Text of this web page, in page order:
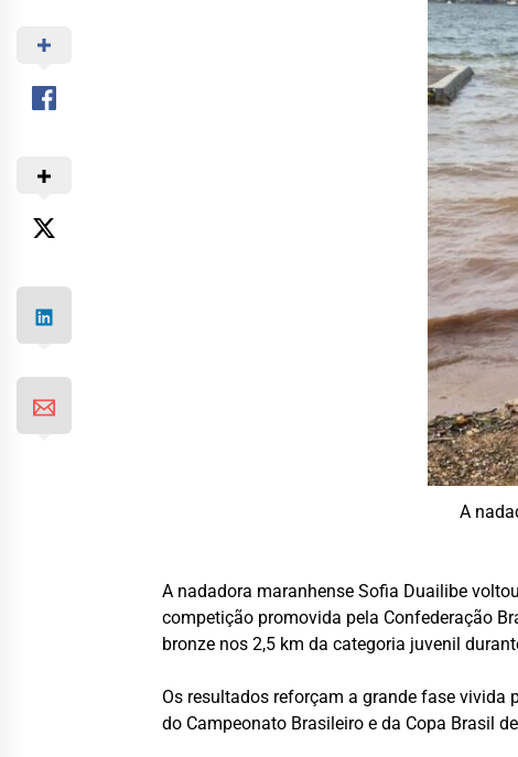
A
A nadadora maranhenseSofia Duailibe
competição promovida pela Confederação
bronze nos 2,5 km da categoria juvenil
Os resultados reforçam a grande fase
do Campeonato Brasileiro e da Copa Brasil